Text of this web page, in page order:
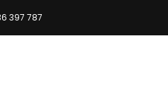
397 787